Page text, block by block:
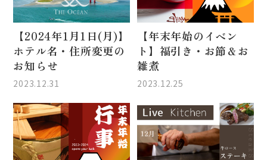
【2024年1月1日(月)】
ホテル名・住所変更の
お知らせ
2023.12.31
【年末年始のイベン
ト】福引き・お節＆お
雑煮
2023.12.25